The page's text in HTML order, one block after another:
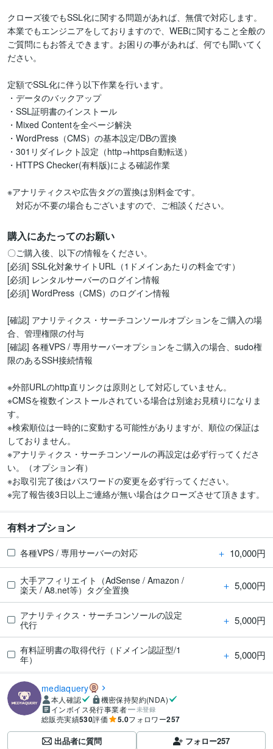
クローズ後でもSSL化に関する問題があれば、無償で対応します。
本業でもエンジニアをしておりますので、WEBに関すること全般の
ご質問にもお答えできます。お困りの事があれば、何でも聞いてく
ださい。
定額でSSL化に伴う以下作業を行います。
・データのバックアップ
・SSL証明書のインストール
・Mixed Contentを全ページ解決
・WordPress（CMS）の基本設定/DBの置換
・301リダイレクト設定（http→https自動転送）
・HTTPS Checker(有料版)による確認作業
※アナリティクスや広告タグの置換は別料金です。
対応が不要の場合もございますので、ご相談ください。
購入にあたってのお願い
〇ご購入後、以下の情報をください。
[必須] SSL化対象サイトURL（1ドメインあたりの料金です）
[必須] レンタルサーバーのログイン情報
[必須] WordPress（CMS）のログイン情報
[確認] アナリティクス・サーチコンソールオプションをご購入の場
合、管理権限の付与
[確認] 各種VPS / 専用サーバーオプションをご購入の場合、sudo権
限のあるSSH接続情報
※外部URLのhttp直リンクは原則として対応していません。
※CMSを複数インストールされている場合は別途お見積りになりま
す。
※検索順位は一時的に変動する可能性がありますが、順位の保証は
しておりません。
※アナリティクス・サーチコンソールの再設定は必ず行ってくださ
い。（オプション有）
※お取引完了後はパスワードの変更を必ず行ってください。
※完了報告後3日以上ご連絡が無い場合はクローズさせて頂きます。
有料オプション
各種VPS / 専用サーバーの対応 ＋ 10,000円
大手アフィリエイト（AdSense / Amazon /
楽天 / A8.net等）タグ全置換
＋ 5,000円
アナリティクス・サーチコンソールの設定
代行
＋ 5,000円
有料証明書の取得代行（ドメイン認証型/1
年）
＋ 5,000円
mediaquery
本人確認
機密保持契約(NDA)
インボイス発行事業者
未登録
総販売実績530評価 5.0フォロワー257
出品者に質問 フォロー257